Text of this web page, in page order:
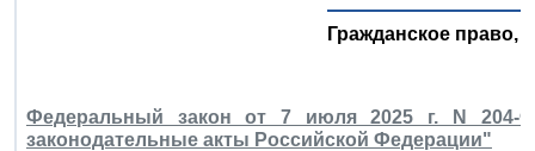
Гражданское право,
Федеральный закон от 7 июля 2025 г. N 204-
законодательные акты Российской Федерации"